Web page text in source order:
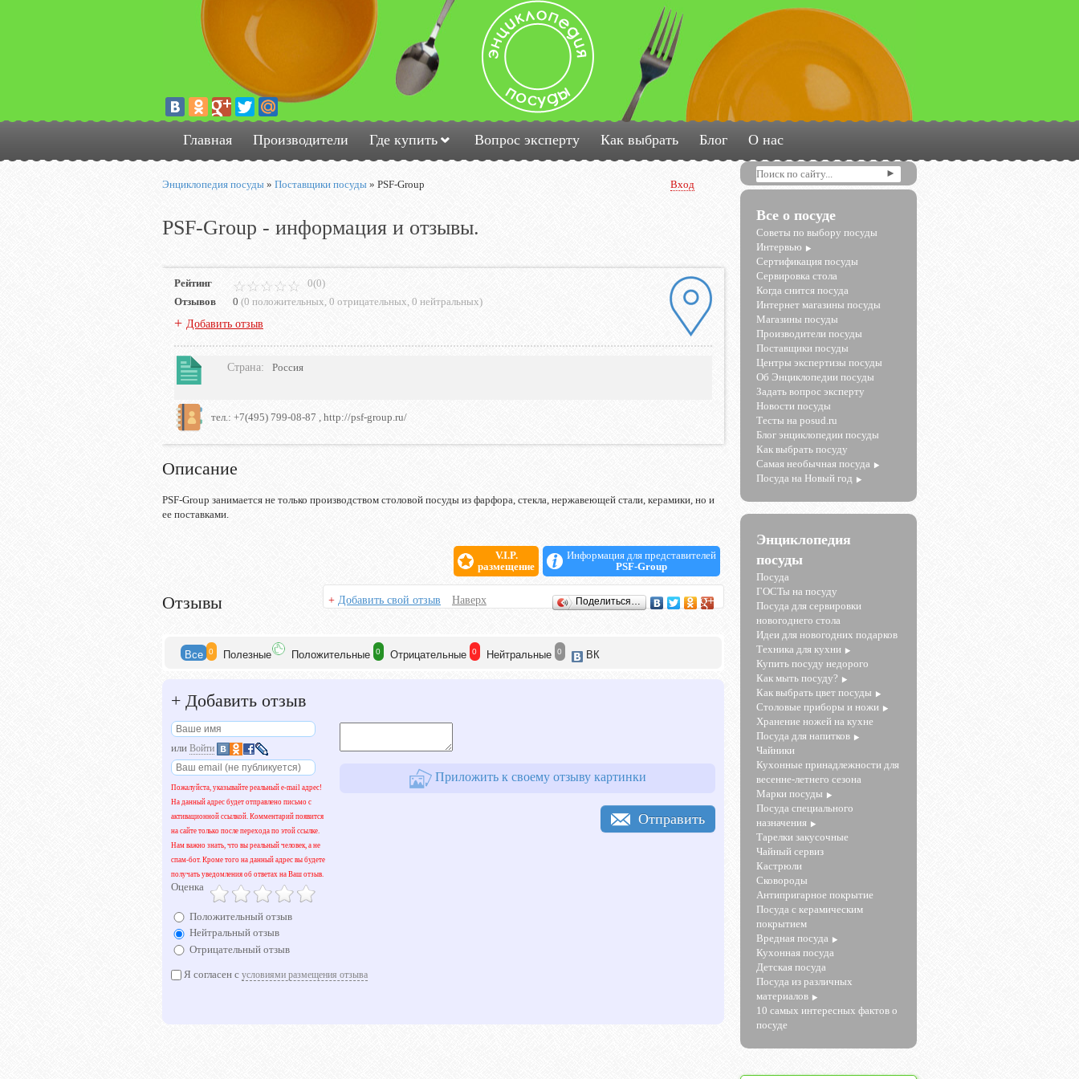
Главная Производители Где купить Вопрос эксперту Как выбрать Блог О нас
Энциклопедия посуды » Поставщики посуды » PSF-Group Вход
PSF-Group - информация и отзывы.
Рейтинг
0(0)
Отзывов
0 (0 положительных 0 отрицательных 0 нейтральных)
+ Добавить отзыв
Страна: Россия
тел.: +7(495) 799-08-87 , http://psf-group.ru/
Описание
PSF-Group занимается не только производством столовой посуды из фарфора, стекла, нержавеющей стали, керамики, но и
ее поставками.
V.I.P.
размещение
Информация для представителей
PSF-Group
Отзывы + Добавить свой отзыв Наверх Поделиться…
Все 0 Полезные Положительные 0 Отрицательные 0 Нейтральные 0 ВК
+ Добавить отзыв
или Войти
Пожалуйста, указывайте реальный e-mail адрес!
На данный адрес будет отправлено письмо с
активационной ссылкой. Комментарий появится
на сайте только после перехода по этой ссылке.
Нам важно знать, что вы реальный человек, а не
спам-бот. Кроме того на данный адрес вы будете
получать уведомления об ответах на Ваш отзыв.
Оценка
Положительный отзыв
Нейтральный отзыв
Отрицательный отзыв
Приложить к своему отзыву картинки
Я согласен с условиями размещения отзыва
Отправить
Все о посуде
Советы по выбору посуды
Интервью
Сертификация посуды
Сервировка стола
Когда снится посуда
Интернет магазины посуды
Магазины посуды
Производители посуды
Поставщики посуды
Центры экспертизы посуды
Об Энциклопедии посуды
Задать вопрос эксперту
Новости посуды
Тесты на posud.ru
Блог энциклопедии посуды
Как выбрать посуду
Самая необычная посуда
Посуда на Новый год
Энциклопедия
посуды
Посуда
ГОСТы на посуду
Посуда для сервировки
новогоднего стола
Идеи для новогодних подарков
Техника для кухни
Купить посуду недорого
Как мыть посуду?
Как выбрать цвет посуды
Столовые приборы и ножи
Хранение ножей на кухне
Посуда для напитков
Чайники
Кухонные принадлежности для
весенне-летнего сезона
Марки посуды
Посуда специального
назначения
Тарелки закусочные
Чайный сервиз
Кастрюли
Сковороды
Антипригарное покрытие
Посуда с керамическим
покрытием
Вредная посуда
Кухонная посуда
Детская посуда
Посуда из различных
материалов
10 самых интересных фактов о
посуде